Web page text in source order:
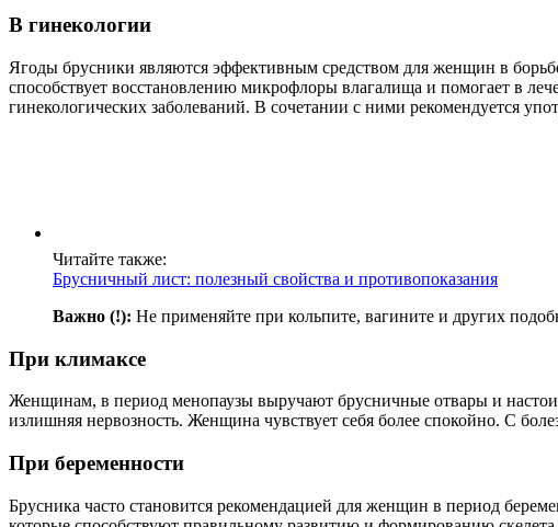
В гинекологии
Ягоды брусники являются эффективным средством для женщин в
способствует восстановлению микрофлоры влагалища и помогает в
гинекологических заболеваний. В сочетании с ними рекомендуется
Читайте также:
Брусничный лист: полезный свойства и противопоказания
Важно (!): Не применяйте при кольпите, вагините и других
При климаксе
Женщинам, в период менопаузы выручают брусничные отвары и настои
излишняя нервозность. Женщина чувствует себя более спокойно. С
При беременности
Брусника часто становится рекомендацией для женщин в период